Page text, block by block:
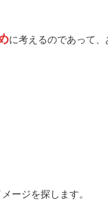
に考えるのであって
ージを探します。